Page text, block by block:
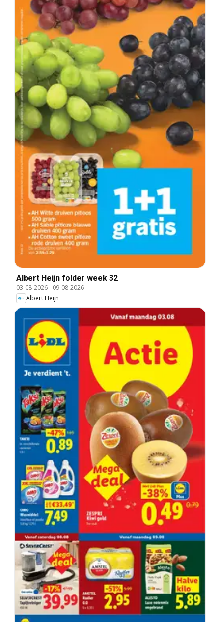
Albert Heijn folder week 32
03-08-2026- 09-08-2026
Albert Heijn